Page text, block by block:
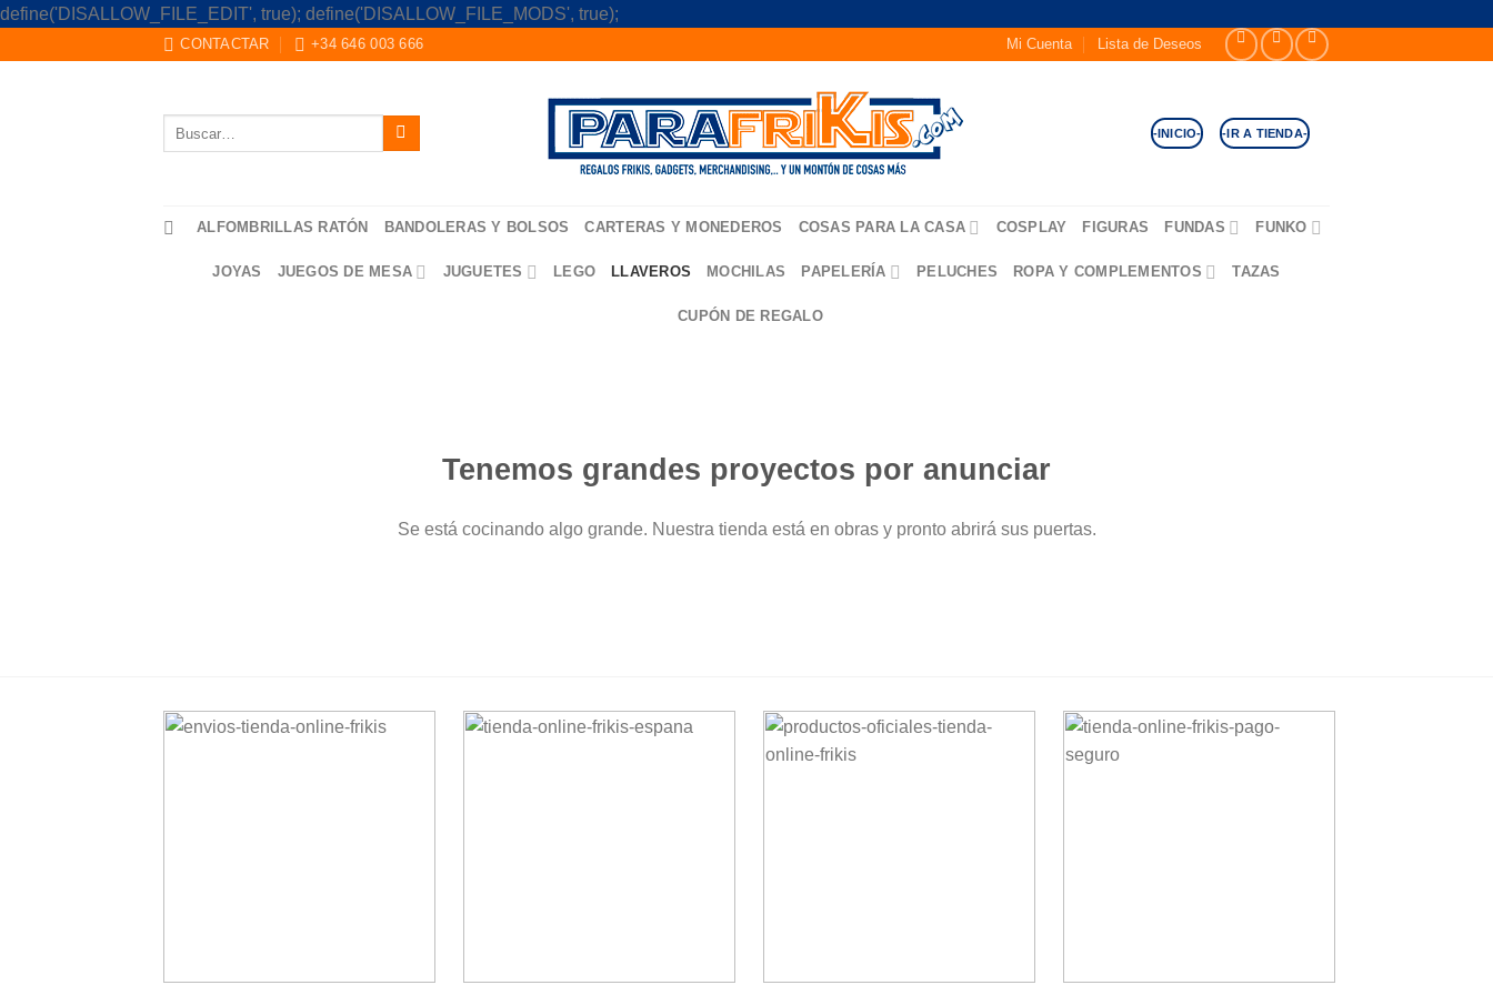
define('DISALLOW_FILE_EDIT', true); define('DISALLOW_FILE_MODS', true);
CONTACTAR +34 646 003 666 Mi Cuenta Lista de Deseos
-INICIO- -IR A TIENDA-
ALFOMBRILLAS RATÓN BANDOLERAS Y BOLSOS CARTERAS Y MONEDEROS COSAS PARA LA CASA COSPLAY FIGURAS FUNDAS FUNKO
JOYAS JUEGOS DE MESA JUGUETES LEGO LLAVEROS MOCHILAS PAPELERÍA PELUCHES ROPA Y COMPLEMENTOS TAZAS
CUPÓN DE REGALO
Tenemos grandes proyectos por anunciar
Se está cocinando algo grande. Nuestra tienda está en obras y pronto abrirá sus puertas.